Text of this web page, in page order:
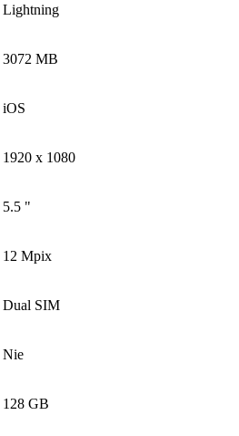
Lightning
3072 MB
iOS
1920 x 1080
5.5 "
12 Mpix
Dual SIM
Nie
128 GB